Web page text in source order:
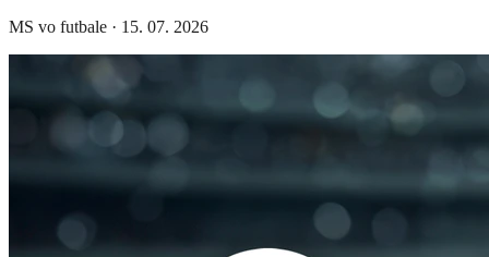
MS vo futbale · 15. 07. 2026